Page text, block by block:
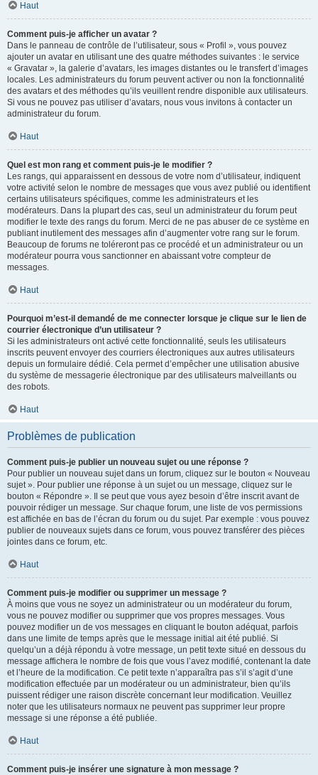
Haut
Comment puis-je afficher un avatar ?
Dans le panneau de contrôle de l’utilisateur, sous « Profil », vous pouvez
ajouter un avatar en utilisant une des quatre méthodes suivantes : le service
« Gravatar », la galerie d’avatars, les images distantes ou le transfert d’images
locales. Les administrateurs du forum peuvent activer ou non la fonctionnalité
des avatars et des méthodes qu’ils veuillent rendre disponible aux utilisateurs.
Si vous ne pouvez pas utiliser d’avatars, nous vous invitons à contacter un
administrateur du forum.
Haut
Quel est mon rang et comment puis-je le modifier ?
Les rangs, qui apparaissent en dessous de votre nom d’utilisateur, indiquent
votre activité selon le nombre de messages que vous avez publié ou identifient
certains utilisateurs spécifiques, comme les administrateurs et les
modérateurs. Dans la plupart des cas, seul un administrateur du forum peut
modifier le texte des rangs du forum. Merci de ne pas abuser de ce système en
publiant inutilement des messages afin d’augmenter votre rang sur le forum.
Beaucoup de forums ne toléreront pas ce procédé et un administrateur ou un
modérateur pourra vous sanctionner en abaissant votre compteur de
messages.
Haut
Pourquoi m’est-il demandé de me connecter lorsque je clique sur le lien de
courrier électronique d’un utilisateur ?
Si les administrateurs ont activé cette fonctionnalité, seuls les utilisateurs
inscrits peuvent envoyer des courriers électroniques aux autres utilisateurs
depuis un formulaire dédié. Cela permet d’empêcher une utilisation abusive
du système de messagerie électronique par des utilisateurs malveillants ou
des robots.
Haut
Problèmes de publication
Comment puis-je publier un nouveau sujet ou une réponse ?
Pour publier un nouveau sujet dans un forum, cliquez sur le bouton « Nouveau
sujet ». Pour publier une réponse à un sujet ou un message, cliquez sur le
bouton « Répondre ». Il se peut que vous ayez besoin d’être inscrit avant de
pouvoir rédiger un message. Sur chaque forum, une liste de vos permissions
est affichée en bas de l’écran du forum ou du sujet. Par exemple : vous pouvez
publier de nouveaux sujets dans ce forum, vous pouvez transférer des pièces
jointes dans ce forum, etc.
Haut
Comment puis-je modifier ou supprimer un message ?
À moins que vous ne soyez un administrateur ou un modérateur du forum,
vous ne pouvez modifier ou supprimer que vos propres messages. Vous
pouvez modifier un de vos messages en cliquant le bouton adéquat, parfois
dans une limite de temps après que le message initial ait été publié. Si
quelqu’un a déjà répondu à votre message, un petit texte situé en dessous du
message affichera le nombre de fois que vous l’avez modifié, contenant la date
et l’heure de la modification. Ce petit texte n’apparaîtra pas s’il s’agit d’une
modification effectuée par un modérateur ou un administrateur, bien qu’ils
puissent rédiger une raison discrète concernant leur modification. Veuillez
noter que les utilisateurs normaux ne peuvent pas supprimer leur propre
message si une réponse a été publiée.
Haut
Comment puis-je insérer une signature à mon message ?